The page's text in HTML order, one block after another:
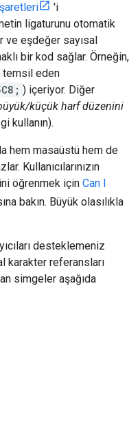
'i
ligaturunu otomatik
eşdeğer sayısal
bir kod sağlar. Örneğin,
temsil eden
) içeriyor. Diğer
küçük harf düzenini
kullanın).
hem masaüstü hem de
Kullanıcılarınızın
öğrenmek için Can I
bakın. Büyük olasılıkla
desteklemeniz
karakter referansları
simgeler aşağıda